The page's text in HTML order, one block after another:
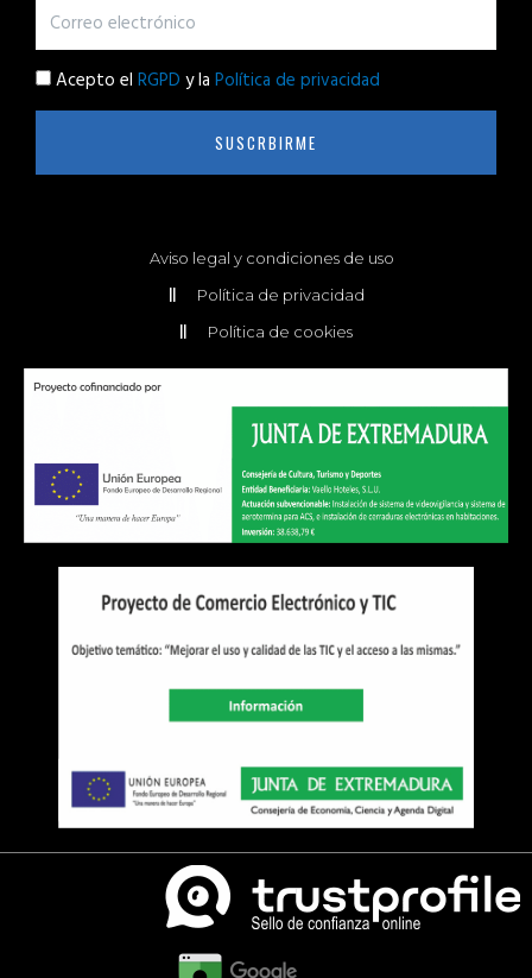
Acepto el RGPD y la Política de privacidad
SUSCRBIRME
Aviso legal y condiciones de uso
Política de privacidad
Política de cookies